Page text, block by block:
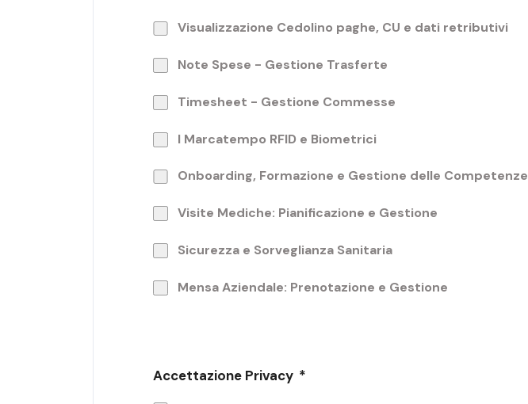
Visualizzazione Cedolino paghe, CU e dati retributivi
Note Spese - Gestione Trasferte
Timesheet - Gestione Commesse
I Marcatempo RFID e Biometrici
Onboarding, Formazione e Gestione delle Competenze
Visite Mediche: Pianificazione e Gestione
Sicurezza e Sorveglianza Sanitaria
Mensa Aziendale: Prenotazione e Gestione
Accettazione Privacy *